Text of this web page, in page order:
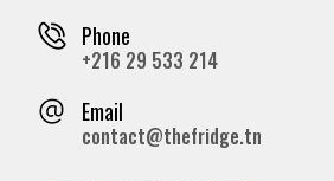
Phone
+216 29 533 214
Email
contact@thefridge.tn